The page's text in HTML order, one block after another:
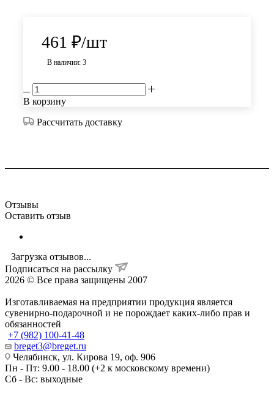
461 ₽/шт
В наличии: 3
В корзину
Рассчитать доставку
Отзывы
Оставить отзыв
Загрузка отзывов...
Подписаться на рассылку
2026 © Все права защищены 2007
Изготавливаемая на предприятии продукция является
сувенирно-подарочной и не порождает каких-либо прав и
обязанностей
+7 (982) 100-41-48
breget3@breget.ru
Челябинск, ул. Кирова 19, оф. 906
Пн - Пт: 9.00 - 18.00 (+2 к московскому времени)
Сб - Вс: выходные